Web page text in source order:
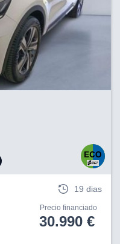
19 dias
Precio financiado
30.990 €